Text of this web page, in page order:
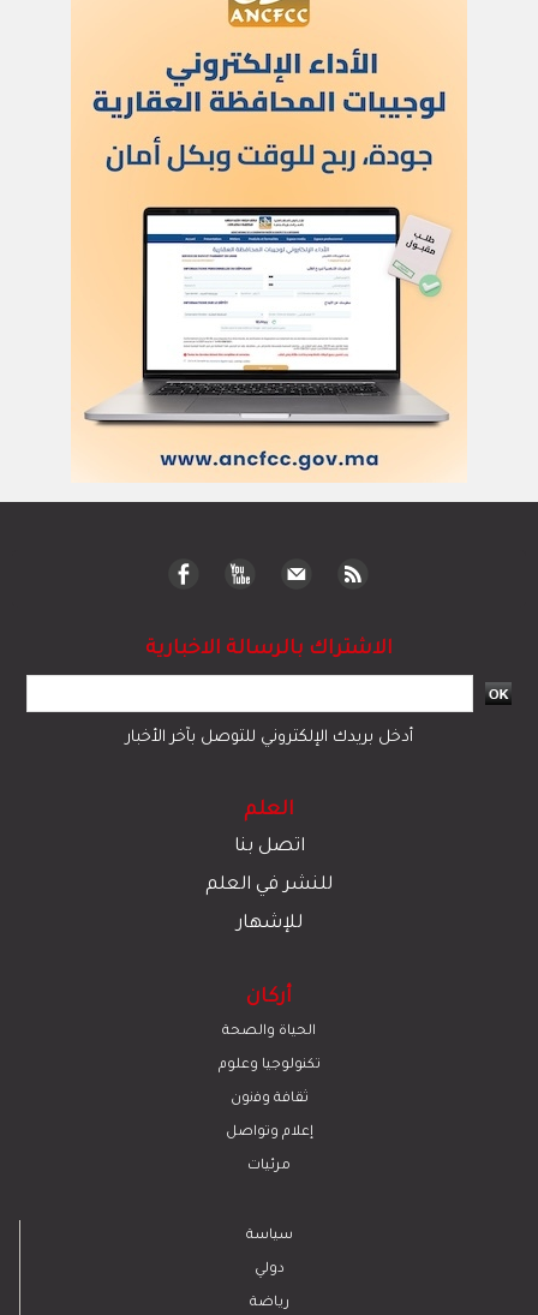
اتصل بنا
للنشر في العلم
للإشهار
أركان
الحياة والصحة
تكنولوجيا وعلوم
ﺛﻘﺎﻓﺔ وﻓﻧون
إعلام وتواصل
مرئيات
سياسة
دولي
رياضة
اقتصاد
© 2023 جميع الحقوق محفوظة لموقع العلم
تبادل المحتوى